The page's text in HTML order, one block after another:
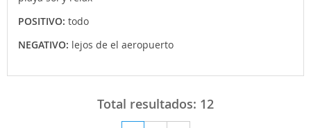
POSITIVO: todo
NEGATIVO: lejos de el aeropuerto
Total resultados: 12